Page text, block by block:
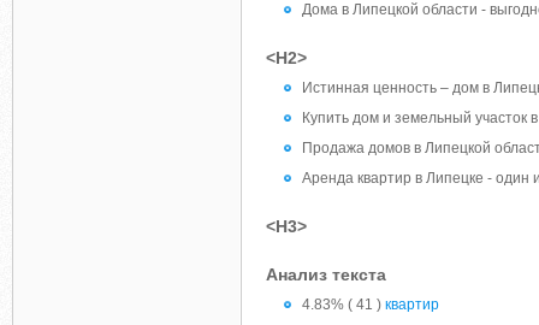
Дома в Липецкой области -
<H2>
Истинная ценность – дом в
Купить дом и земельный участок
Продажа домов в Липецкой
Аренда квартир в Липецке -
<H3>
Анализ текста
4.83% ( 41 ) квартир